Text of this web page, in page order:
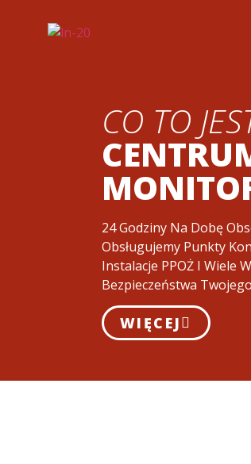
CO TO
24 Godziny Na Dobę
Obsługujemy Punkty
Instalacje PPOŻ I Wiele
Bezpieczeństwa
WIĘCEJ